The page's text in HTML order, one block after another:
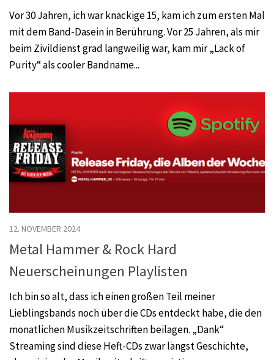
Vor 30 Jahren, ich war knackige 15, kam ich zum ersten Mal
mit dem Band-Dasein in Berührung. Vor 25 Jahren, als mir
beim Zivildienst grad langweilig war, kam mir „Lack of
Purity“ als cooler Bandname...
12. NOVEMBER 2024
Metal Hammer & Rock Hard
Neuerscheinungen Playlisten
Ich bin so alt, dass ich einen großen Teil meiner
Lieblingsbands noch über die CDs entdeckt habe, die den
monatlichen Musikzeitschriften beilagen. „Dank“
Streaming sind diese Heft-CDs zwar längst Geschichte,